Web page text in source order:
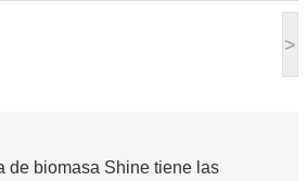
>
de biomasa Shine tiene las